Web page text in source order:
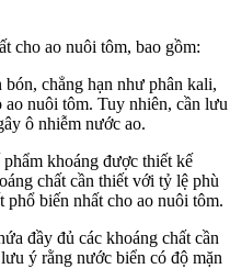
cho ao nuôi tôm, bao gồm:
chẳng hạn như phân kali,
ao nuôi tôm. Tuy nhiên, cần lưu
ô nhiễm nước ao.
khoáng được thiết kế
chất cần thiết với tỷ lệ phù
biến nhất cho ao nuôi tôm.
đầy đủ các khoáng chất cần
ý rằng nước biển có độ mặn